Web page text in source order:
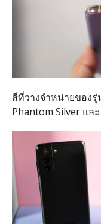
สีที่วางจำหน่ายของรุ่
Phantom Silver แล